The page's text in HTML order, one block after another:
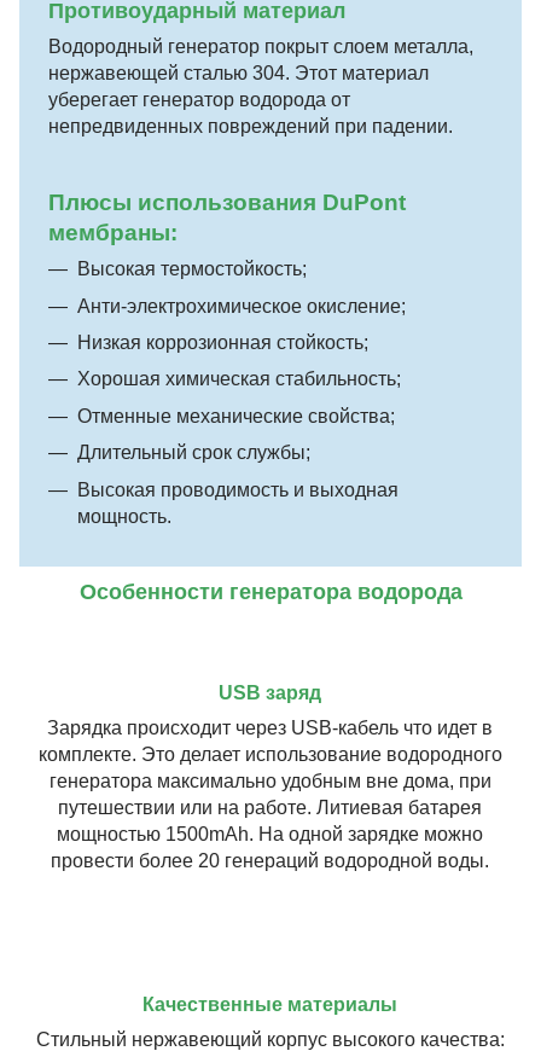
Противоударный материал
Водородный генератор покрыт слоем металла,
нержавеющей сталью 304. Этот материал
уберегает генератор водорода от
непредвиденных повреждений при падении.
Плюсы использования DuPont
мембраны:
Высокая термостойкость;
Анти-электрохимическое окисление;
Низкая коррозионная стойкость;
Хорошая химическая стабильность;
Отменные механические свойства;
Длительный срок службы;
Высокая проводимость и выходная
мощность.
Особенности генератора водорода
USB заряд
Зарядка происходит через USB-кабель что идет в
комплекте. Это делает использование водородного
генератора максимально удобным вне дома, при
путешествии или на работе. Литиевая батарея
мощностью 1500mAh. На одной зарядке можно
провести более 20 генераций водородной воды.
Качественные материалы
Стильный нержавеющий корпус высокого качества: